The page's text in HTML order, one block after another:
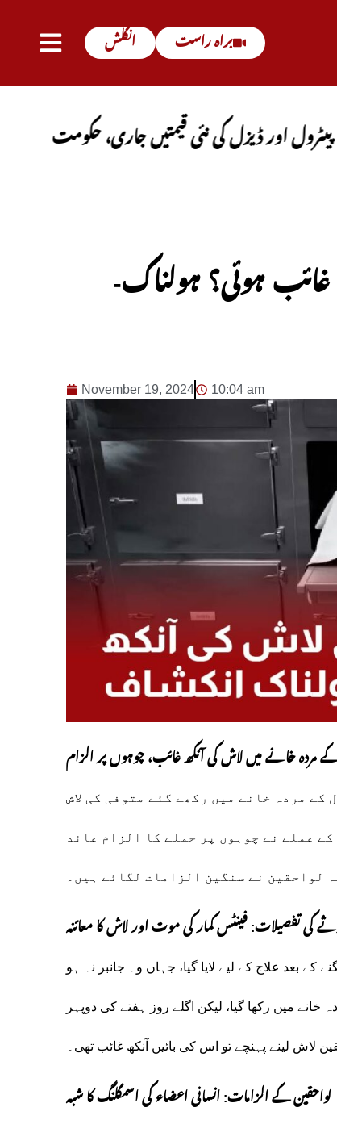
انگلش براہ راست
ڈیزل کی نئی قیمتیں جاری، حکومت کا باضابطہ اعلان
-مردہ خانے میں رکھی لاش کی آنکھ کیسے غائب ہوئی؟ ہولناک
November 19, 2024 10:04 am
کے مردہ خانے میں لاش کی آنکھ غائب، چوہوں پر الزام
مردہ خانے میں رکھے گئے متوفی کی لاش
عملے نے چوہوں پر حملے کا الزام عائد
لواحقین نے سنگین الزامات لگائے ہیں۔
کی تفصیلات: فینٹس کمار کی موت اور لاش کا معائنہ
کے بعد علاج کے لیے لایا گیا، جہاں وہ جانبر نہ ہو
جمعہ کی رات 9 بجے لاش کو مردہ خانے میں رکھا گیا، لیکن اگلے روز ہفتے کی دوپہر
لاش لینے پہنچے تو اس کی بائیں آنکھ غائب تھی۔
لواحقین کے الزامات: انسانی اعضاء کی اسمگلنگ کا شبہ